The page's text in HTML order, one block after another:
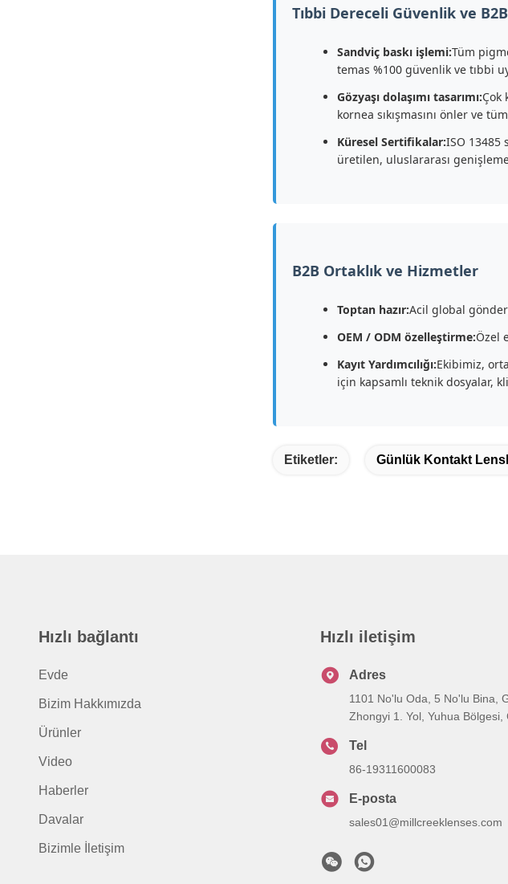
Tıbbi Dereceli Güvenlik ve
Sandviç baskı işlemi:Tüm
temas %100 güvenlik ve tıbbi
Gözyaşı dolaşımı tasarımı:Çok
kornea sıkışmasını önler ve
Küresel Sertifikalar:ISO 13485
üretilen, uluslararası
B2B Ortaklık ve Hizmetler
Toptan hazır:Acil global
OEM / ODM özelleştirme:Özel
Kayıt Yardımcılığı:Ekibimiz,
için kapsamlı teknik dosyalar,
Etiketler: Günlük Kontakt
Hızlı bağlantı
Evde
Bizim Hakkımızda
Ürünler
Video
Haberler
Davalar
Bizimle İletişim
Hızlı iletişim
Adres
1101 No'lu Oda, 5 No'lu Bina,
Zhongyi 1. Yol, Yuhua
Tel
86-19311600083
E-posta
sales01@millcreeklenses.com